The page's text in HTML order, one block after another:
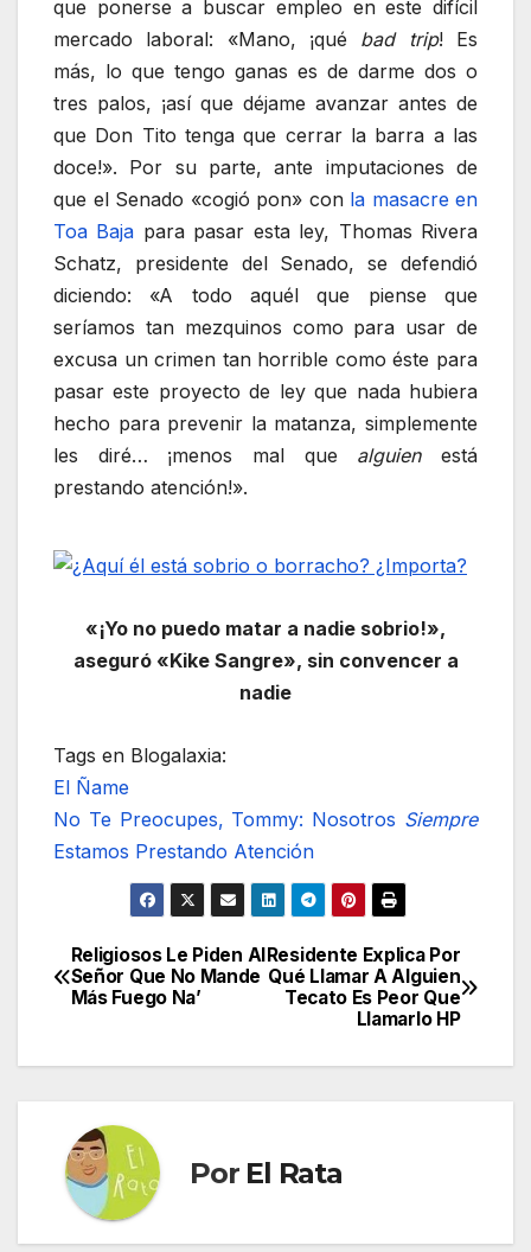
que ponerse a buscar empleo en este difícil
mercado laboral: «Mano, ¡qué bad trip! Es
más, lo que tengo ganas es de darme dos o
tres palos, ¡así que déjame avanzar antes de
que Don Tito tenga que cerrar la barra a las
doce!». Por su parte, ante imputaciones de
que el Senado «cogió pon» con la masacre en
Toa Baja para pasar esta ley, Thomas Rivera
Schatz, presidente del Senado, se defendió
diciendo: «A todo aquél que piense que
seríamos tan mezquinos como para usar de
excusa un crimen tan horrible como éste para
pasar este proyecto de ley que nada hubiera
hecho para prevenir la matanza, simplemente
les diré… ¡menos mal que alguienestá
prestando atención!».
«¡Yo no puedo matar a nadie sobrio!»,
aseguró «Kike Sangre», sin convencer a
nadie
Tags en Blogalaxia:
El Ñame
No Te Preocupes, Tommy: Nosotros Siempre
Estamos Prestando Atención
Navegación
de
entradas
Residente Explica Por
Qué Llamar A Alguien
Tecato Es Peor Que
Llamarlo HP
Religiosos Le Piden Al
Señor Que No Mande
Más Fuego Na’
Por El Rata